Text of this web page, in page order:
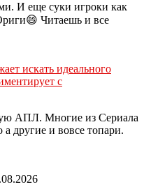
И еще суки игроки как
Читаешь и все
искать идеального
с
АПЛ. Многие из Сериала
другие и вовсе топари.